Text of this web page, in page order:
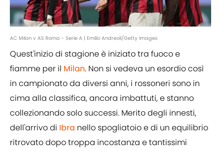
AC Milan v AS Roma - Serie A | Emilio Andreoli/Getty Images
Quest'inizio di stagione è iniziato tra fuoco e
fiamme per il Milan. Non si vedeva un esordio così
in campionato da diversi anni, i rossoneri sono in
cima alla classifica, ancora imbattuti, e stanno
collezionando solo successi. Merito degli innesti,
dell'arrivo di Ibra nello spogliatoio e di un equilibrio
ritrovato dopo troppa incostanza e tantissimi